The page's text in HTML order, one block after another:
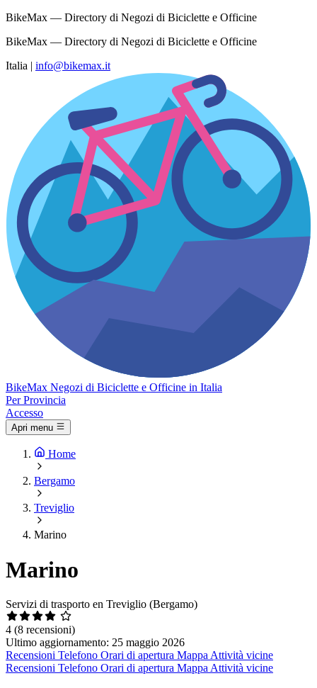
BikeMax — Directory di Negozi di Biciclette e Officine
BikeMax — Directory di Negozi di Biciclette e Officine
Italia | info@bikemax.it
BikeMax Negozi di Biciclette e Officine in Italia
Per Provincia
Accesso
Apri menu
Home
Bergamo
Treviglio
Marino
Marino
Servizi di trasporto en Treviglio (Bergamo)
4 (8 recensioni)
Ultimo aggiornamento: 25 maggio 2026
Recensioni Telefono Orari di apertura Mappa Attività vicine
Recensioni Telefono Orari di apertura Mappa Attività vicine